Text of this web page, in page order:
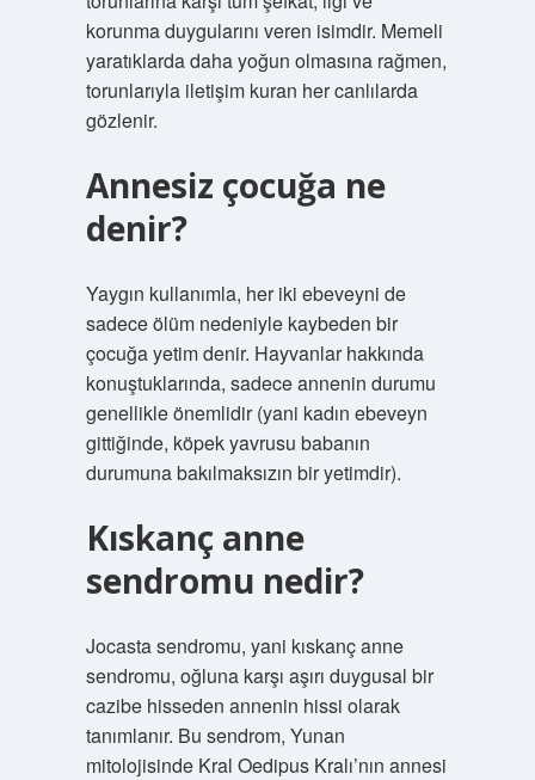
korunma duygularını veren isimdir. Memeli
yaratıklarda daha yoğun olmasına rağmen,
torunlarıyla iletişim kuran her canlılarda
gözlenir.
Annesiz çocuğa ne
denir?
Yaygın kullanımla, her iki ebeveyni de
sadece ölüm nedeniyle kaybeden bir
çocuğa yetim denir. Hayvanlar hakkında
konuştuklarında, sadece annenin durumu
genellikle önemlidir (yani kadın ebeveyn
gittiğinde, köpek yavrusu babanın
durumuna bakılmaksızın bir yetimdir).
Kıskanç anne
sendromu nedir?
Jocasta sendromu, yani kıskanç anne
sendromu, oğluna karşı aşırı duygusal bir
cazibe hisseden annenin hissi olarak
tanımlanır. Bu sendrom, Yunan
mitolojisinde Kral Oedipus Kralı’nın annesi